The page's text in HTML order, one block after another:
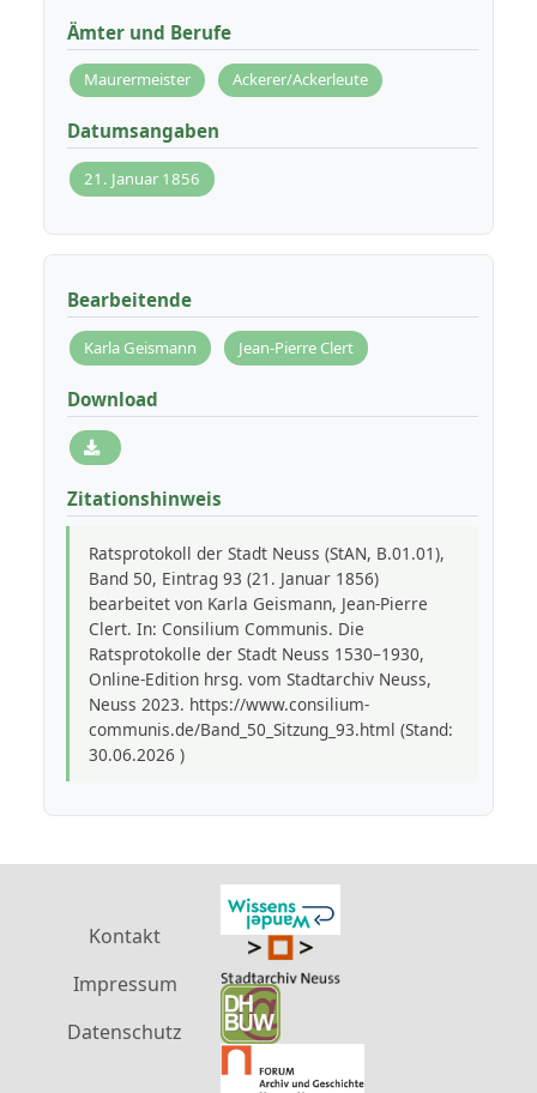
Ämter und Berufe
Maurermeister Ackerer/Ackerleute
Datumsangaben
21. Januar 1856
Bearbeitende
Karla Geismann Jean-Pierre Clert
Download
Zitationshinweis
Ratsprotokoll der Stadt Neuss (StAN, B.01.01),
Band 50, Eintrag 93 (21. Januar 1856)
bearbeitet von Karla Geismann, Jean-Pierre
Clert. In: Consilium Communis. Die
Ratsprotokolle der Stadt Neuss 1530–1930,
Online-Edition hrsg. vom Stadtarchiv Neuss,
Neuss 2023. https://www.consilium-
communis.de/Band_50_Sitzung_93.html (Stand:
30.06.2026 )
Kontakt
Impressum
Datenschutz